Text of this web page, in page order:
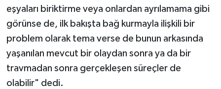
eşyaları biriktirme veya onlardan ayrılamama gibi
görünse de, ilk bakışta bağ kurmayla ilişkili bir
problem olarak tema verse de bunun arkasında
yaşanılan mevcut bir olaydan sonra ya da bir
travmadan sonra gerçekleşen süreçler de
olabilir" dedi.